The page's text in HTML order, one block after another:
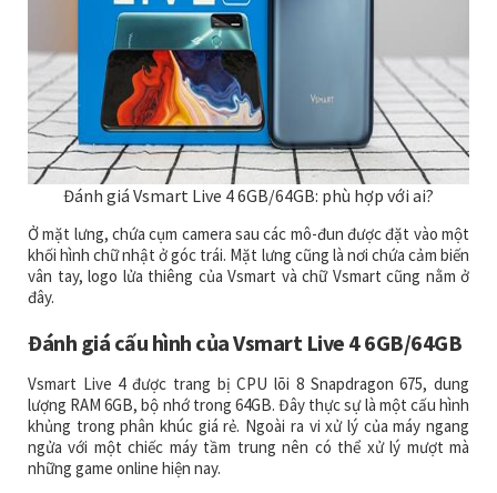
Đánh giá Vsmart Live 4 6GB/64GB: phù hợp với ai?
Ở mặt lưng, chứa cụm camera sau các mô-đun được đặt vào một
khối hình chữ nhật ở góc trái. Mặt lưng cũng là nơi chứa cảm biến
vân tay, logo lửa thiêng của Vsmart và chữ Vsmart cũng nằm ở
đây.
Đánh giá cấu hình của Vsmart Live 4 6GB/64GB
Vsmart Live 4 được trang bị CPU lõi 8 Snapdragon 675, dung
lượng RAM 6GB, bộ nhớ trong 64GB. Đây thực sự là một cấu hình
khủng trong phân khúc giá rẻ. Ngoài ra vi xử lý của máy ngang
ngửa với một chiếc máy tầm trung nên có thể xử lý mượt mà
những game online hiện nay.